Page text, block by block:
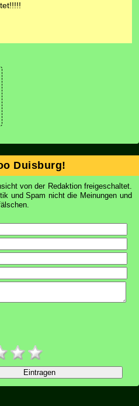
Duisburg!
von der Redaktion freigeschaltet.
und Spam nicht die Meinungen und